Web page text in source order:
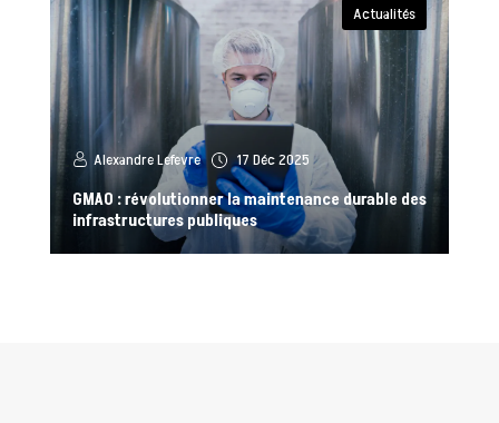
Actualités
Alexandre Lefevre 17 Déc 2025
GMAO : révolutionner la maintenance durable des
infrastructures publiques